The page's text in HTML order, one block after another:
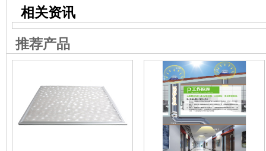
相关资讯
推荐产品